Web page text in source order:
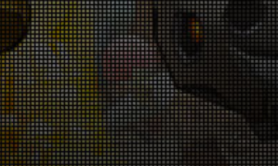
『復刻ピックアップ狙い撃ちキャンペー
ン！』6月25日(木)～7月9日(木)
2026-06-25 18:00:34
「ランクアップキャンペーン」6月25日(木)
～7月9日(木)
2026-06-25 18:00:31
「コロシアム」開催告知！6月18日(木)～6月
25日(木)
2026-06-18 18:00:53